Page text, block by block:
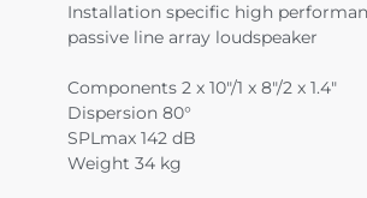
Installation specific high
passive line array loudspeaker
Components 2 x 10"/1 x 8"/2 x 1.4"
Dispersion 80°
SPLmax 142 dB
Weight 34 kg